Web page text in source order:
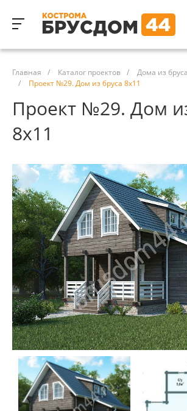
Главная / Каталог проектов /
Дома из
/
Проект №29. Дом из бруса 8х11
Проект №29. Дом
8х11